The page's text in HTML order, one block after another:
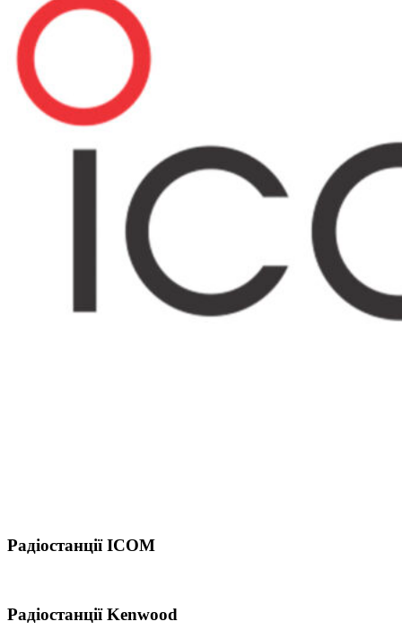
Радіостанції ICOM
Радіостанції Kenwood